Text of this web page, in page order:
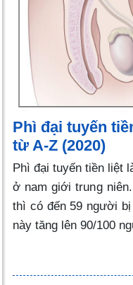
Phì đại tuyến
từ A-Z (2020)
Phì đại tuyến tiền liệt
ở nam giới trung
thì có đến 59 người
này tăng lên 90/100